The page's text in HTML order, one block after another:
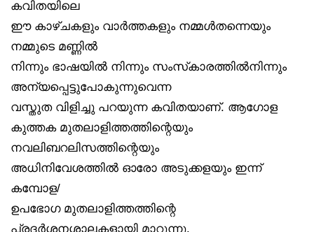
കവിതയിലെ
ഈ കാഴ്ചകളും വാർത്തകളും നമ്മൾതന്നെയും
നമ്മുടെ മണ്ണിൽ
നിന്നും ഭാഷയിൽ നിന്നും സംസ്‌കാരത്തിൽനിന്നും
അന്യപ്പെട്ടുപോകുന്നുവെന്ന
വസ്തുത വിളിച്ചു പറയുന്ന കവിതയാണ്. ആഗോള
കുത്തക മുതലാളിത്തത്തിന്റെയും
നവലിബറലിസത്തിന്റെയും
അധിനിവേശത്തിൽ ഓരോ അടുക്കളയും ഇന്ന്
കമ്പോള/
ഉപഭോഗ മുതലാളിത്തത്തിന്റെ
പ്രദർശനശാലകളായി മാറുന്നു.